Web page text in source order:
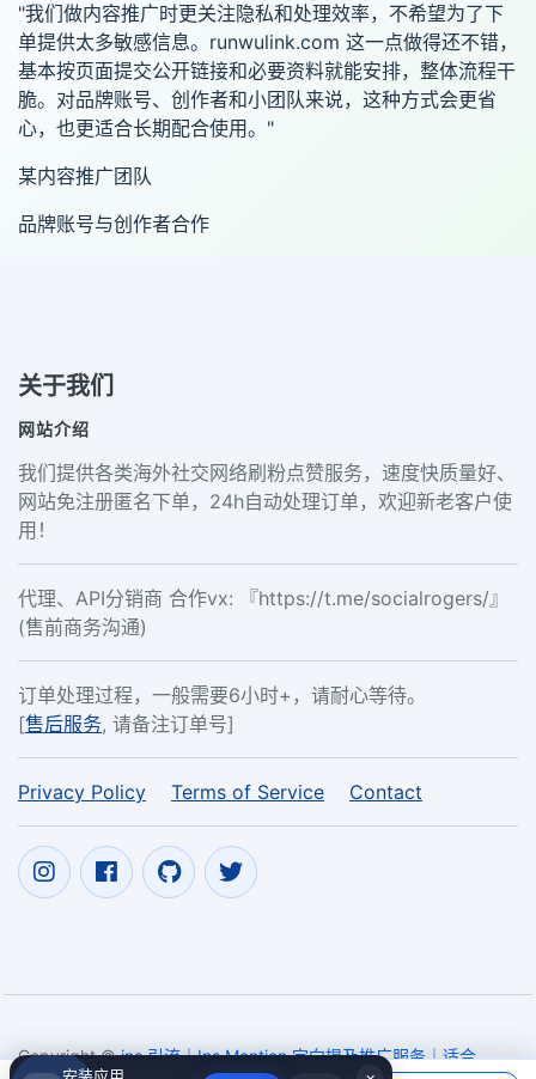
"我们做内容推广时更关注隐私和处理效率，不希望为了下
单提供太多敏感信息。runwulink.com 这一点做得还不错，
基本按页面提交公开链接和必要资料就能安排，整体流程干
脆。对品牌账号、创作者和小团队来说，这种方式会更省
心，也更适合长期配合使用。"
某内容推广团队
品牌账号与创作者合作
关于我们
网站介绍
我们提供各类海外社交网络刷粉点赞服务，速度快质量好、
网站免注册匿名下单，24h自动处理订单，欢迎新老客户使
用！
代理、API分销商 合作vx: 『https://t.me/socialrogers/』
(售前商务沟通)
订单处理过程，一般需要6小时+，请耐心等待。
[售后服务, 请备注订单号]
Privacy Policy Terms of Service Contact
Copyright ©ins 引流｜Ins Mention 定向提及推广服务｜适合